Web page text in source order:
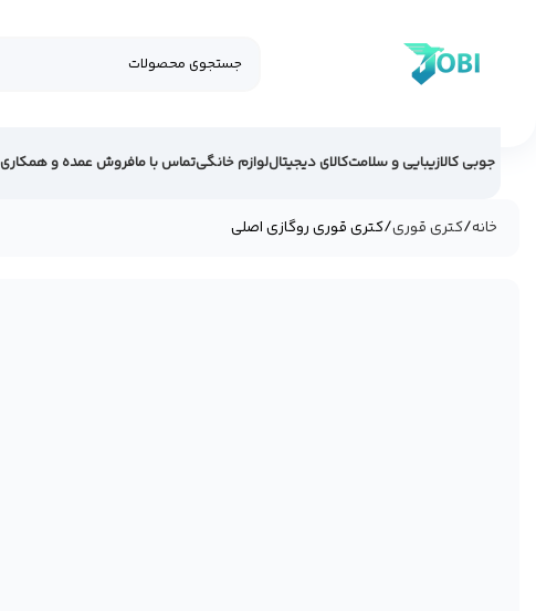
جوبی کالازیبایی و سلامتکالای دیجیتاللوازم خانگیتماس با مافروش عمده و همکاری
خانه کتری قوری کتری قوری روگازی اصلی